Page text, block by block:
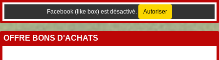
Facebook (like box) est désactivé. Autoriser
OFFRE BONS D'ACHATS